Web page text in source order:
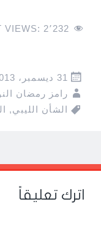
VIEWS: 2٬232
31 ديسمبر، 2013
رامز رمضان
الشأن الليبي,
Post
←
→
اترك تعليقاً